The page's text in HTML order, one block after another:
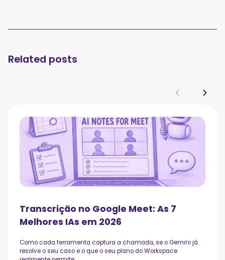
Related posts
Transcrição no Google Meet: As 7
Melhores IAs em 2026
Como cada ferramenta captura a chamada, se o Gemini já
resolve o seu caso e o que o seu plano do Workspace